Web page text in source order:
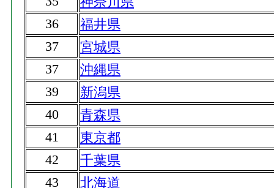
36
福井県
37
宮城県
37
沖縄県
39
新潟県
40
青森県
41
東京都
42
千葉県
43
北海道